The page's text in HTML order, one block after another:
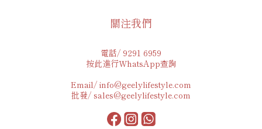
關注我們
電話/ 9291 6959
按此進行WhatsApp查詢
Email/ info@geelylifestyle.com
批發/ sales@geelylifestyle.com